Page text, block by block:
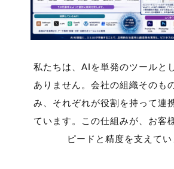
私たちは、AIを単発のツールと
ありません。 会社の組織そのも
み、それぞれが役割を持って連
ています。
この仕組みが、お客
ピードと精度を支えてい